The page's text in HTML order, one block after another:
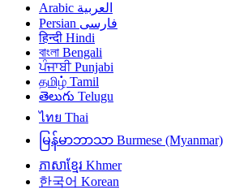
العربية Arabic
فارسی Persian
हिन्दी Hindi
বাংলা Bengali
ਪੰਜਾਬੀ Punjabi
தமிழ் Tamil
తెలుగు Telugu
ไทย Thai
မြန်မာဘာသာ Burmese (Myanmar)
ភាសាខ្មែរ Khmer
한국어 Korean